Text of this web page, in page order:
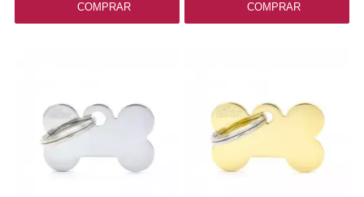
COMPRAR COMPRAR